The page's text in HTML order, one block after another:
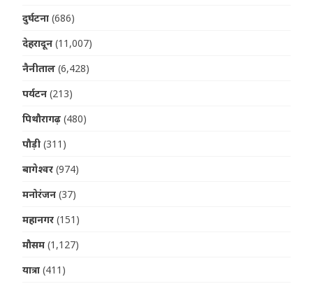
दुर्घटना (686)
देहरादून (11,007)
नैनीताल (6,428)
पर्यटन (213)
पिथौरागढ़ (480)
पौड़ी (311)
बागेश्वर (974)
मनोरंजन (37)
महानगर (151)
मौसम (1,127)
यात्रा (411)